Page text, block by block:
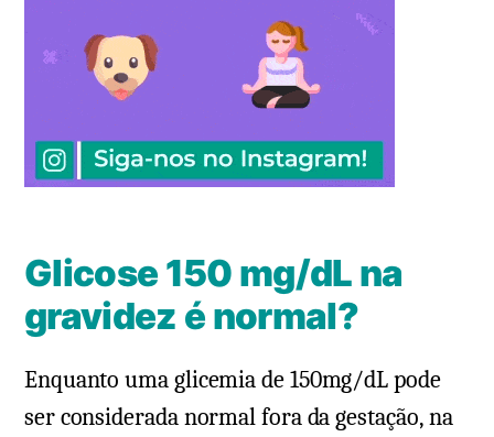
Glicose 150 mg/dL na
gravidez é normal?
Enquanto uma glicemia de 150mg/dL pode
ser considerada normal fora da gestação, na